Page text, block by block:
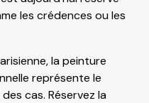
les crédences ou les
la peinture
représente le
cas. Réservez la